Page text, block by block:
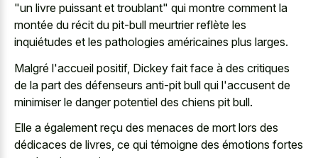
"un livre puissant et troublant" qui montre comment la
montée du récit du pit-bull meurtrier reflète les
inquiétudes et les pathologies américaines plus larges.
Malgré l'accueil positif, Dickey fait face à des critiques
de la part des défenseurs anti-pit bull qui l'accusent de
minimiser le danger potentiel des chiens pit bull.
Elle a également reçu des menaces de mort lors des
dédicaces de livres, ce qui témoigne des émotions fortes